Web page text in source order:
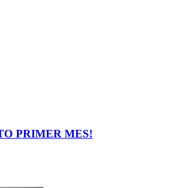
PRIMER MES!